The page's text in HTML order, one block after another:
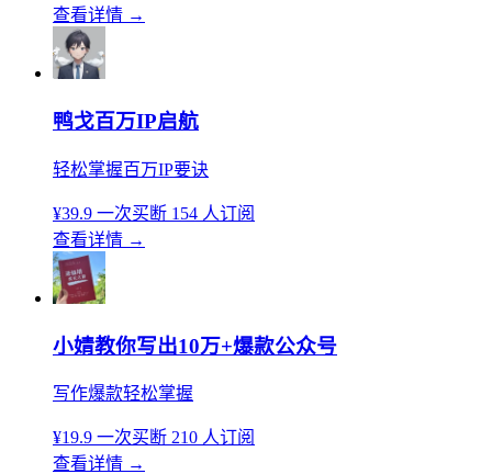
查看详情 →
鸭戈百万IP启航
轻松掌握百万IP要诀
¥39.9 一次买断 154 人订阅
查看详情 →
小婧教你写出10万+爆款公众号
写作爆款轻松掌握
¥19.9 一次买断 210 人订阅
查看详情 →